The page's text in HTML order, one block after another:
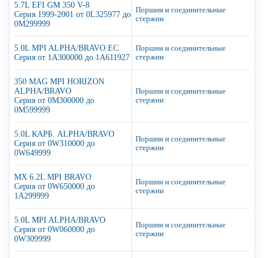
5.7L EFI GM 350 V-8
Серия 1999-2001 от 0L325977 до
0M299999
Поршни и соединительные
стержни
5.0L MPI ALPHA/BRAVO EC
Серия от 1A300000 до 1A611927
Поршни и соединительные
стержни
350 MAG MPI HORIZON
ALPHA/BRAVO
Серия от 0M300000 до
0M599999
Поршни и соединительные
стержни
5.0L КАРБ. ALPHA/BRAVO
Серия от 0W310000 до
0W649999
Поршни и соединительные
стержни
MX 6.2L MPI BRAVO
Серия от 0W650000 до
1A299999
Поршни и соединительные
стержни
5.0L MPI ALPHA/BRAVO
Серия от 0W060000 до
0W309999
Поршни и соединительные
стержни